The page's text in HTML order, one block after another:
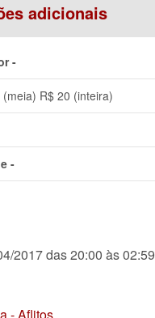
adicionais
-
(meia) R$ 20 (inteira)
-
2017 das 20:00 às 02:59